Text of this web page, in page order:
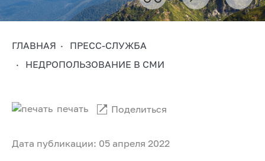
ГЛАВНАЯ
ПРЕСС-СЛУЖБА
НЕДРОПОЛЬЗОВАНИЕ В СМИ
Дата публикации: 05 апреля 2022
печать Поделиться